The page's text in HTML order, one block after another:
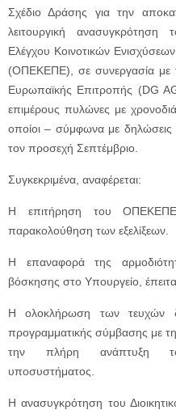
Σχέδιο Δράσης για την
λειτουργική
Ελέγχου Κοινοτικών
(ΟΠΕΚΕΠΕ), σε συνεργασία με
Ευρωπαϊκής Επιτροπής (DG
επιμέρους πυλώνες με
οποίοι – σύμφωνα με
τον προσεχή Σεπτέμβριο.
Συγκεκριμένα, αναφέρεται:
Η επιτήρηση του
παρακολούθηση των εξελίξεων.
Η επαναφορά της
βόσκησης στο Υπουργείο,
Η ολοκλήρωση των τευχών
προγραμματικής σύμβασης με
την πλήρη ανάπτυξη
υποσυστήματος.
Η ανασυγκρότηση του